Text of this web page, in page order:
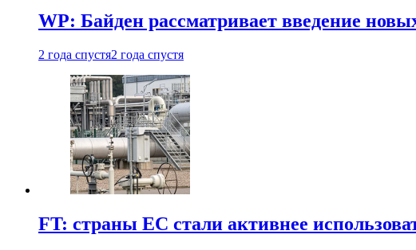
WP: Байден рассматривает введение
2 года спустя2 года спустя
FT: страны ЕС стали активнее